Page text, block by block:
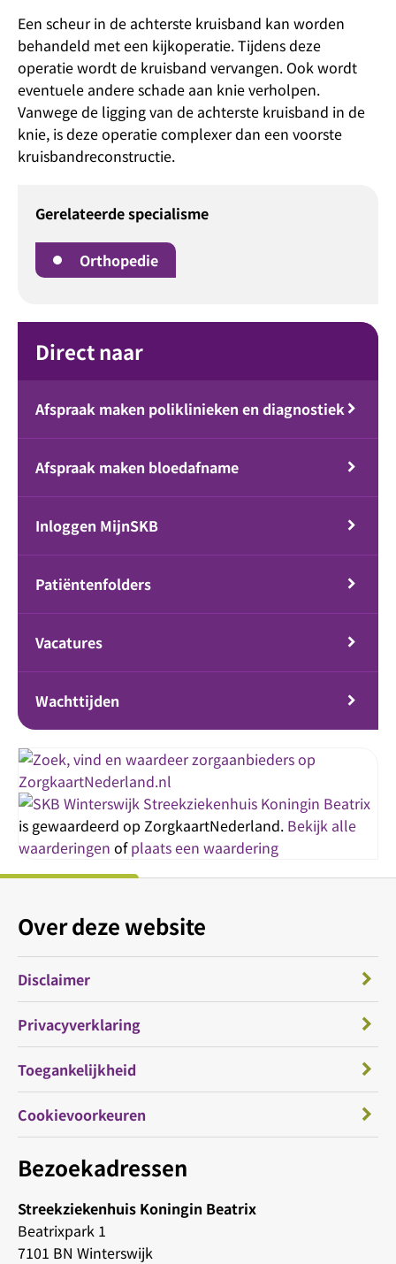
Een scheur in de achterste kruisband kan worden
behandeld met een kijkoperatie. Tijdens deze
operatie wordt de kruisband vervangen. Ook wordt
eventuele andere schade aan knie verholpen.
Vanwege de ligging van de achterste kruisband in de
knie, is deze operatie complexer dan een voorste
kruisbandreconstructie.
Gerelateerde specialisme
Orthopedie
Direct naar
Afspraak maken poliklinieken en diagnostiek
Afspraak maken bloedafname
Inloggen MijnSKB
Patiëntenfolders
Vacatures
Wachttijden
Streekziekenhuis Koningin Beatrix
is gewaardeerd op ZorgkaartNederland. Bekijk alle
waarderingen ofplaats een waardering
Bezoekadressen
Streekziekenhuis Koningin Beatrix
Beatrixpark 1
7101 BN Winterswijk
Over deze website
Disclaimer
Privacyverklaring
Toegankelijkheid
Cookievoorkeuren